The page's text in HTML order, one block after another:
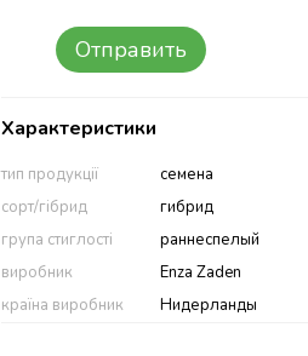
Отправить
Характеристики
тип продукції
семена
сорт/гібрид
гибрид
група стиглості
раннеспелый
виробник
Enza Zaden
країна виробник
Нидерланды